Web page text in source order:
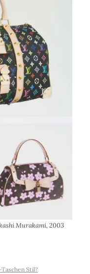
Murakami, 2003
Stil?